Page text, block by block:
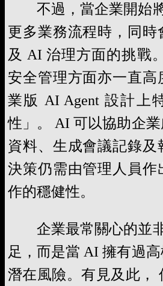
不過，當企業開始
更多業務流程時，同時
及 AI 治理方面的挑戰
安全管理方面亦一直高
業版 AI Agent 設計上
性」。 AI 可以協助企
資料、生成會議記錄及
決策仍需由管理人員作
作的穩健性。
企業最常關心的並
足，而是當 AI 擁有過
潛在風險。有見及此，